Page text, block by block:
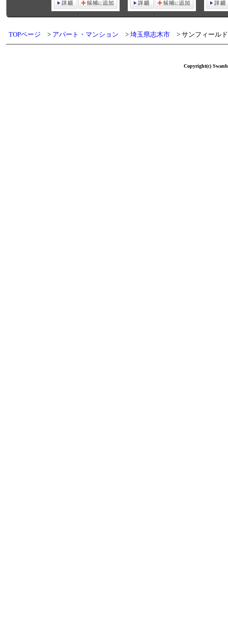
TOPページ アパート・マンション 埼玉県志木市 サンフィールド
Copyright(c)